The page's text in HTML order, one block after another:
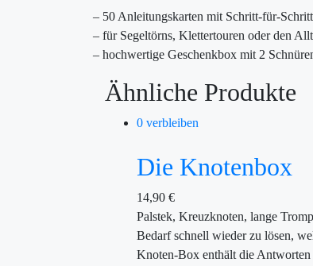
– 50 Anleitungskarten mit Schritt-für-
– für Segeltörns, Klettertouren oder den
– hochwertige Geschenkbox mit 2
Ähnliche Produkte
0 verbleiben
Die Knotenbox
14,90 €
Palstek, Kreuzknoten, lange
Bedarf schnell wieder zu lösen,
Knoten-Box enthält die Antworten